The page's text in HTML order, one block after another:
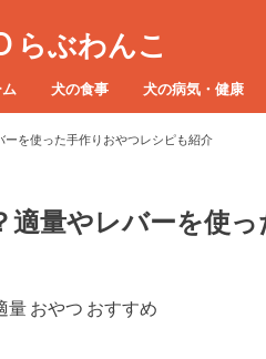
らぶわんこ
犬の食事 犬の病気・健康
を使った手作りおやつレシピも紹介
量やレバーを使